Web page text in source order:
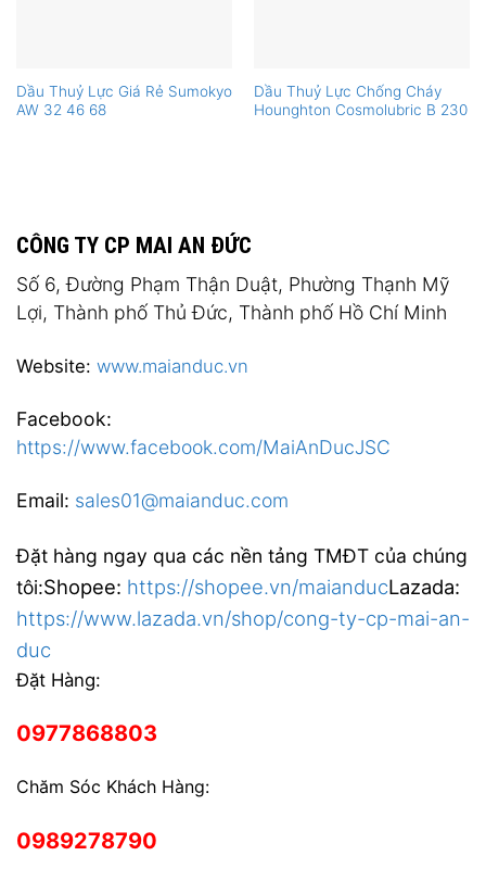
Dầu Thuỷ Lực Giá Rẻ Sumokyo
AW 32 46 68
Dầu Thuỷ Lực Chống Cháy
Hounghton Cosmolubric B 230
CÔNG TY CP MAI AN ĐỨC
Số 6, Đường Phạm Thận Duật, Phường Thạnh Mỹ
Lợi, Thành phố Thủ Đức, Thành phố Hồ Chí Minh
Website: www.maianduc.vn
Facebook:
https://www.facebook.com/MaiAnDucJSC
Email: sales01@maianduc.com
Đặt hàng ngay qua các nền tảng TMĐT của chúng
tôi:Shopee: https://shopee.vn/maianducLazada:
https://www.lazada.vn/shop/cong-ty-cp-mai-an-
duc
Đặt Hàng:
0977868803
Chăm Sóc Khách Hàng:
0989278790